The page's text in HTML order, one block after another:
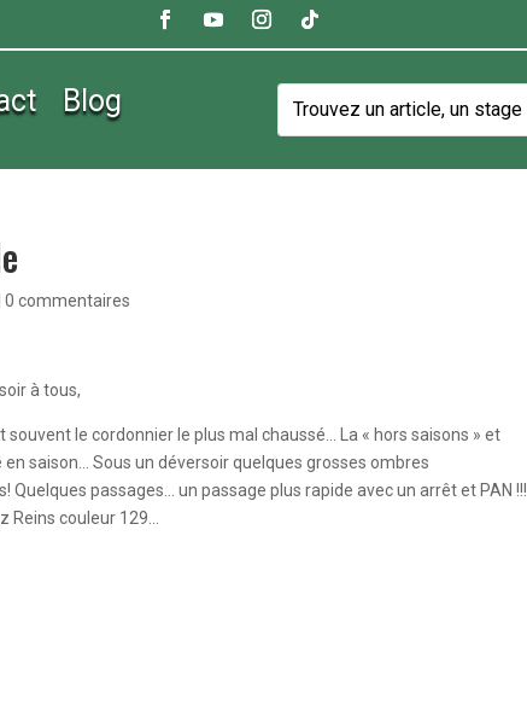
Blog
|0 commentaires
à tous,
le cordonnier le plus mal chaussé… La « hors saisons » et
saison… Sous un déversoir quelques grosses ombres
passages… un passage plus rapide avec un arrêt et PAN !!!
Reins couleur 129…